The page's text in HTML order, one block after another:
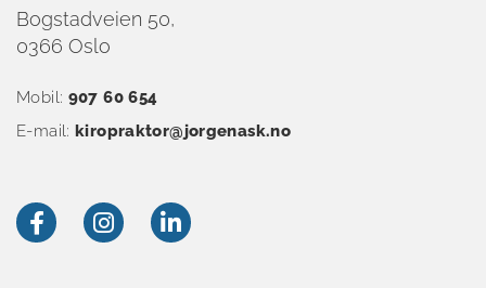
Bogstadveien 50,
0366 Oslo
Mobil: 907 60 654
E-mail: kiropraktor@jorgenask.no